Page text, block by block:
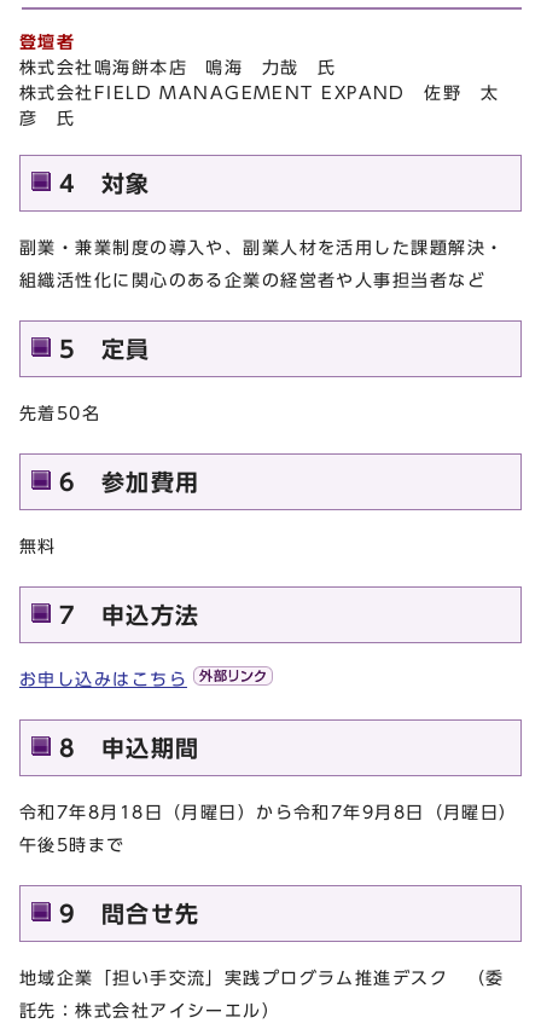
登壇者
株式会社鳴海餅本店 鳴海 力哉 氏
株式会社FIELD MANAGEMENT EXPAND 佐野 太
彦 氏
4 対象
副業・兼業制度の導入や、副業人材を活用した課題解決・
組織活性化に関心のある企業の経営者や人事担当者など
5 定員
先着50名
6 参加費用
無料
7 申込方法
お申し込みはこちら
8 申込期間
令和7年8月18日（月曜日）から令和7年9月8日（月曜日）
午後5時まで
9 問合せ先
地域企業「担い手交流」実践プログラム推進デスク （委
託先：株式会社アイシーエル）